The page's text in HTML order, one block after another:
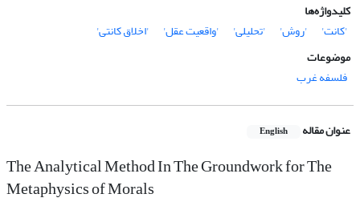
کلیدواژه‌ها
'کانت'
'روش' 'تحلیلی' 'واقعیت عقل'
'اخلاق کانتی'
موضوعات
فلسفه غرب
عنوان مقاله English
The Analytical Method In The Groundwork for The
Metaphysics of Morals